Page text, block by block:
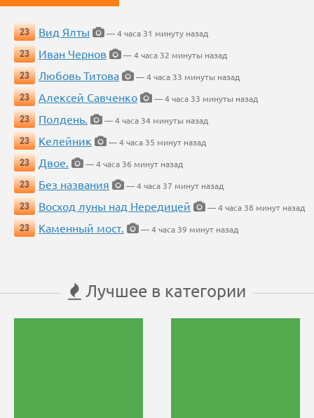
23 Вид Ялты
— 4 часа 31 минуту назад
23
Иван Чернов
— 4 часа 32 минуты назад
23
Любовь Титова
— 4 часа 33 минуты назад
23
Алексей Савченко
— 4 часа 33 минуты назад
23
Полдень.
— 4 часа 34 минуты назад
23
Келейник
— 4 часа 35 минут назад
23
Двое.
— 4 часа 36 минут назад
23
Без названия
— 4 часа 37 минут назад
23
Восход луны над Нередицей
— 4 часа 38 минут назад
23
Каменный мост. — 4 часа 39 минут назад
Лучшее в категории